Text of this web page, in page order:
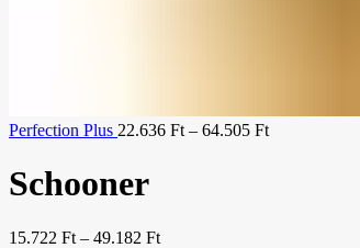
Perfection Plus 22.636 Ft – 64.505 Ft
Schooner
15.722 Ft – 49.182 Ft